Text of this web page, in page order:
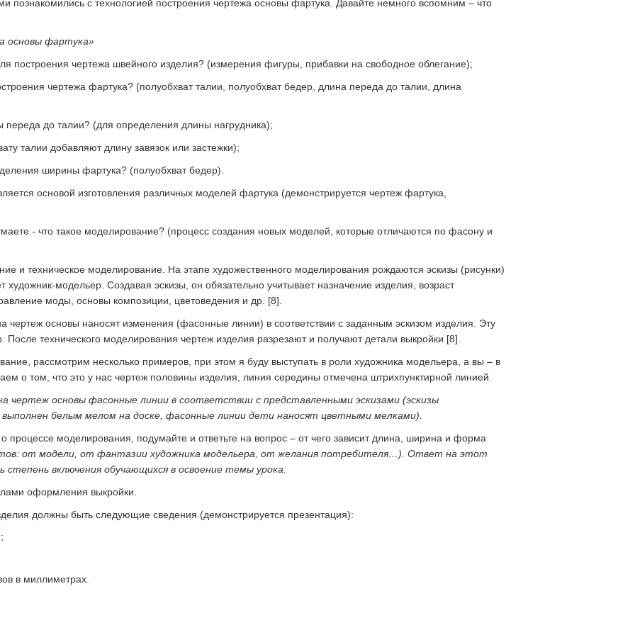
с технологией построения чертежа основы фартука. Давайте немного вспомним – что
основы фартука»
построения чертежа швейного изделия? (измерения фигуры, прибавки на свободное облегание);
чертежа фартука? (полуобхват талии, полуобхват бедер, длина переда до талии, длина
до талии? (для определения длины нагрудника);
талии добавляют длину завязок или застежки);
ширины фартука? (полуобхват бедер).
основой изготовления различных моделей фартука (демонстрируется чертеж фартука,
- что такое моделирование? (процесс создания новых моделей, которые отличаются по фасону и
и техническое моделирование. На этапе художественного моделирования рождаются эскизы (рисунки)
модельер. Создавая эскизы, он обязательно учитывает назначение изделия, возраст
моды, основы композиции, цветоведения и др. [8].
чертеж основы наносят изменения (фасонные линии) в соответствии с заданным эскизом изделия. Эту
После технического моделирования чертеж изделия разрезают и получают детали выкройки [8].
рассмотрим несколько примеров, при этом я буду выступать в роли художника модельера, а вы – в
о том, что это у нас чертеж половины изделия, линия середины отмечена штрихпунктирной линией.
чертеж основы фасонные линии в соответствии с представленными эскизами (эскизы
белым мелом на доске, фасонные линии дети наносят цветными мелками).
процессе моделирования, подумайте и ответьте на вопрос – от чего зависит длина, ширина и форма
от модели, от фантазии художника модельера, от желания потребителя…). Ответ на этот
включения обучающихся в освоение темы урока.
оформления выкройки.
должны быть следующие сведения (демонстрируется презентация):
в миллиметрах.